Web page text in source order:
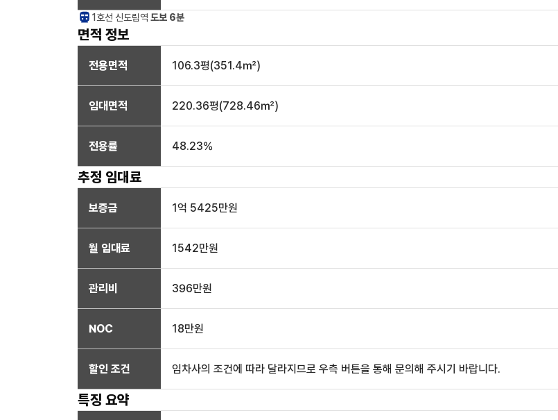
1호선 신도림역 도보 6분
면적 정보
전용면적 106.3평(351.4㎡)
임대면적 220.36평(728.46㎡)
전용률 48.23%
추정 임대료
보증금 1억 5425만원
월 임대료 1542만원
관리비 396만원
NOC 18만원
할인 조건 임차사의 조건에 따라 달라지므로 우측 버튼을 통해 문의해 주시기 바랍니다.
특징 요약